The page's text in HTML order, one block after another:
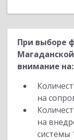
При выборе
внимание на:
на
на
системы